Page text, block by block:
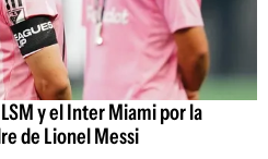
y el Inter Miami por la
de Lionel Messi